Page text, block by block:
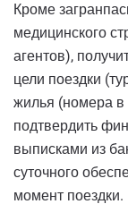
Кроме
медицинского
агентов),
цели поездки
жилья (номера
подтвердить
выписками из
суточного
момент поездки.